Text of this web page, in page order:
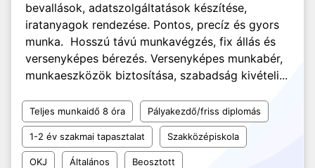
bevallások, adatszolgáltatások készítése,
iratanyagok rendezése. Pontos, precíz és gyors
munka. Hosszú távú munkavégzés, fix állás és
versenyképes bérezés. Versenyképes munkabér,
munkaeszközök biztosítása, szabadság kivételi...
Teljes munkaidő 8 óra Pályakezdő/friss diplomás
1-2 év szakmai tapasztalat Szakközépiskola
OKJ Általános Beosztott